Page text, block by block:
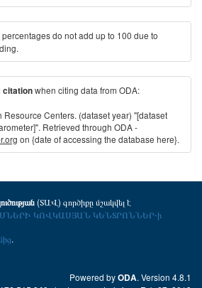
do not add up to 100 due to
citationwhen citing data from ODA:
Centers. (dataset year) "[dataset
Retrieved through ODA -
on {date of accessing the database here}.
(ՏԱՎ) գործիքը մշակվել է
ԿՈՎԿԱՍՅԱՆ ԿԵՆՏՐՈՆՆԵՐ-ի
.
Powered byODA. Version 4.8.1